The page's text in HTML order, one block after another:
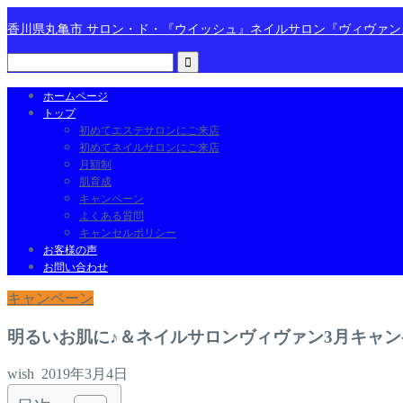
香川県丸亀市 サロン・ド・『ウイッシュ』ネイルサロン『ヴィヴァ
ホームページ
トップ
初めてエステサロンにご来店
初めてネイルサロンにご来店
月額制
肌育成
キャンペーン
よくある質問
キャンセルポリシー
お客様の声
お問い合わせ
キャンペーン
明るいお肌に♪＆ネイルサロンヴィヴァン3月キャ
wish 2019年3月4日